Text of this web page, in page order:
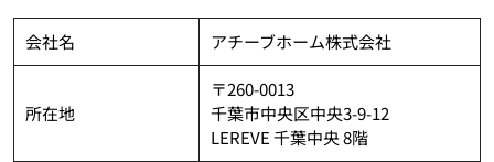
会社名 アチーブホーム株式会社
所在地
〒260-0013
千葉市中央区中央3-9-12
LEREVE 千葉中央 8階